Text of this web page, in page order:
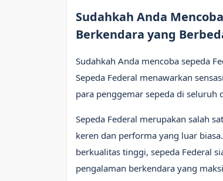
Sudahkah Anda
Berkendara yang
Sudahkah Anda mencoba sepeda
Sepeda Federal menawarkan
para penggemar sepeda di seluruh
Sepeda Federal merupakan salah
keren dan performa yang luar
berkualitas tinggi, sepeda Federal
pengalaman berkendara yang